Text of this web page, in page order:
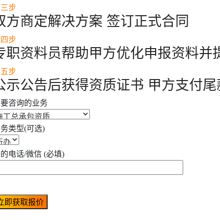
步
方商定解决方案 签订正式合同
步
职资料员帮助甲方优化申报资料并
步
示公告后获得资质证书 甲方支付尾
咨询的业务
类型(可选)
电话/微信 (必填)